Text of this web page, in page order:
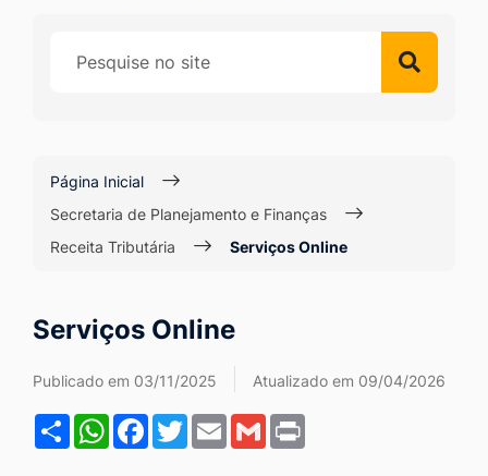
para
Página Inicial
Secretaria de Planejamento e Finanças
Receita Tributária
Serviços Online
Serviços Online
Publicado em 03/11/2025 Atualizado em 09/04/2026
ShareWhatsApp
Facebook
Twitter
EmailGmail